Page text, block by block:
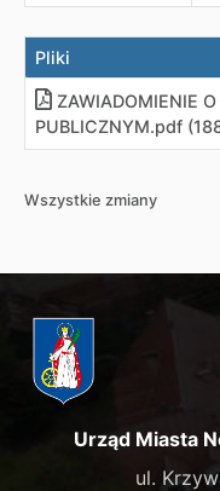
Pliki
ZAWIADOMIENIE
PUBLICZNYM.pdf
Wszystkie zmiany
Urząd Miasta
ul.